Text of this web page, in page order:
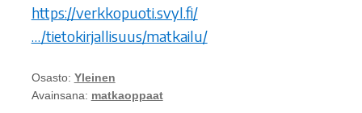
https://verkkopuoti.svyl.fi/
…/tietokirjallisuus/matkailu/
Osasto: Yleinen
Avainsana: matkaoppaat